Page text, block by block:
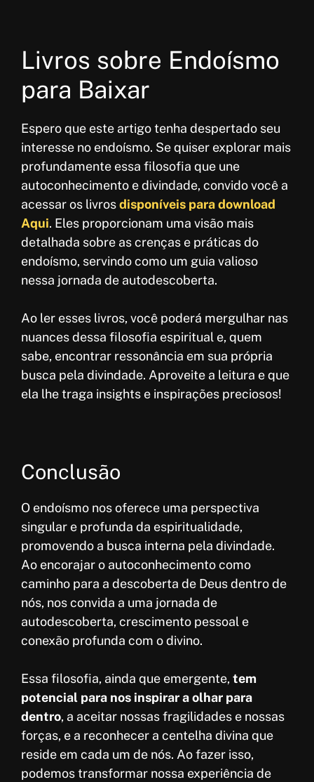
Livros sobre Endoísmo
para Baixar
Espero que este artigo tenha despertado seu
interesse no endoísmo. Se quiser explorar mais
profundamente essa filosofia que une
autoconhecimento e divindade, convido você a
acessar os livrosdisponíveis para download
Aqui. Eles proporcionam uma visão mais
detalhada sobre as crenças e práticas do
endoísmo, servindo como um guia valioso
nessa jornada de autodescoberta.
Ao ler esses livros, você poderá mergulhar nas
nuances dessa filosofia espiritual e, quem
sabe, encontrar ressonância em sua própria
busca pela divindade. Aproveite a leitura e que
ela lhe traga insights e inspirações preciosos!
Conclusão
O endoísmo nos oferece uma perspectiva
singular e profunda da espiritualidade,
promovendo a busca interna pela divindade.
Ao encorajar o autoconhecimento como
caminho para a descoberta de Deus dentro de
nós, nos convida a uma jornada de
autodescoberta, crescimento pessoal e
conexão profunda com o divino.
Essa filosofia, ainda que emergente, tem
potencial para nos inspirar a olhar para
dentro, a aceitar nossas fragilidades e nossas
forças, e a reconhecer a centelha divina que
reside em cada um de nós. Ao fazer isso,
podemos transformar nossa experiência de